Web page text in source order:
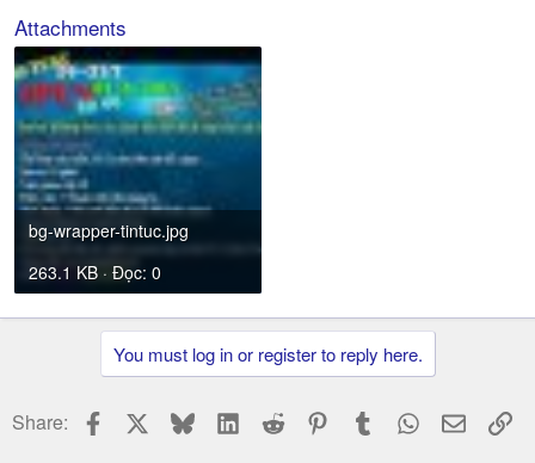
Attachments
bg-wrapper-tintuc.jpg
263.1 KB · Đọc: 0
You must log in or register to reply here.
Share: Facebook BlueskyLinkedIn
Reddit PinterestTumblr WhatsApp
Email